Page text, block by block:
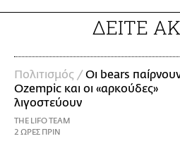
ΔΕΙΤΕ
Πολιτισμός /Οι bears
Ozempic και οι «αρκούδες»
λιγοστεύουν
THE LIFO TEAM
2 ΩΡΕΣ ΠΡΙΝ